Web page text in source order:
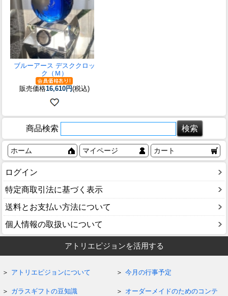
ブルーアース デスククロッ
ク（Ｍ）
販売価格16,610円(税込)
商品検索
ホーム マイページ カート
ログイン
特定商取引法に基づく表示
送料とお支払い方法について
個人情報の取扱いについて
アトリエピジョンを活用する
アトリエピジョンについて 今月の行事予定
ガラスギフトの豆知識
オーダーメイドのためのコンテ